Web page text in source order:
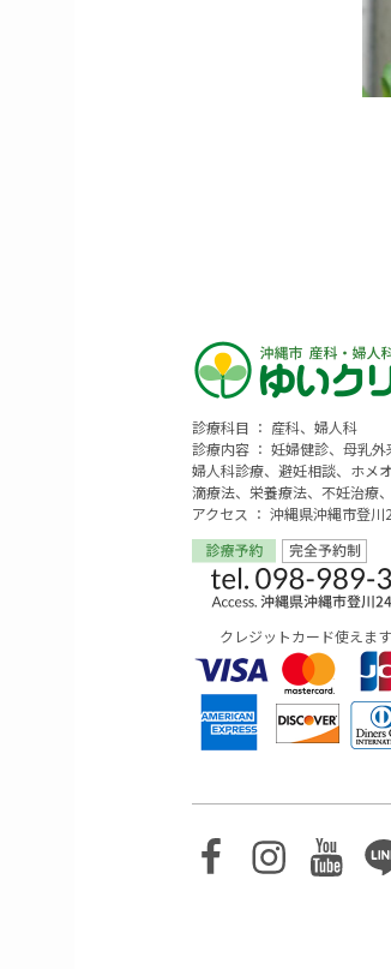
診療科目 ： 産科、婦人科
診療内容 ： 妊婦健診、母乳
婦人科診療、避妊相談、ホメ
滴療法、栄養療法、不妊治療
アクセス ： 沖縄県沖縄市登川
クレジットカード使えます
Facebook